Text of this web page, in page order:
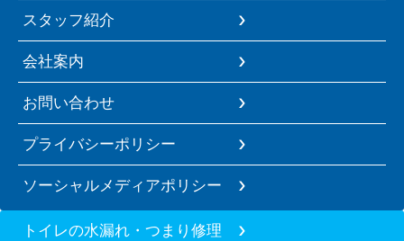
スタッフ紹介
会社案内
お問い合わせ
プライバシーポリシー
ソーシャルメディアポリシー
トイレの水漏れ・つまり修理